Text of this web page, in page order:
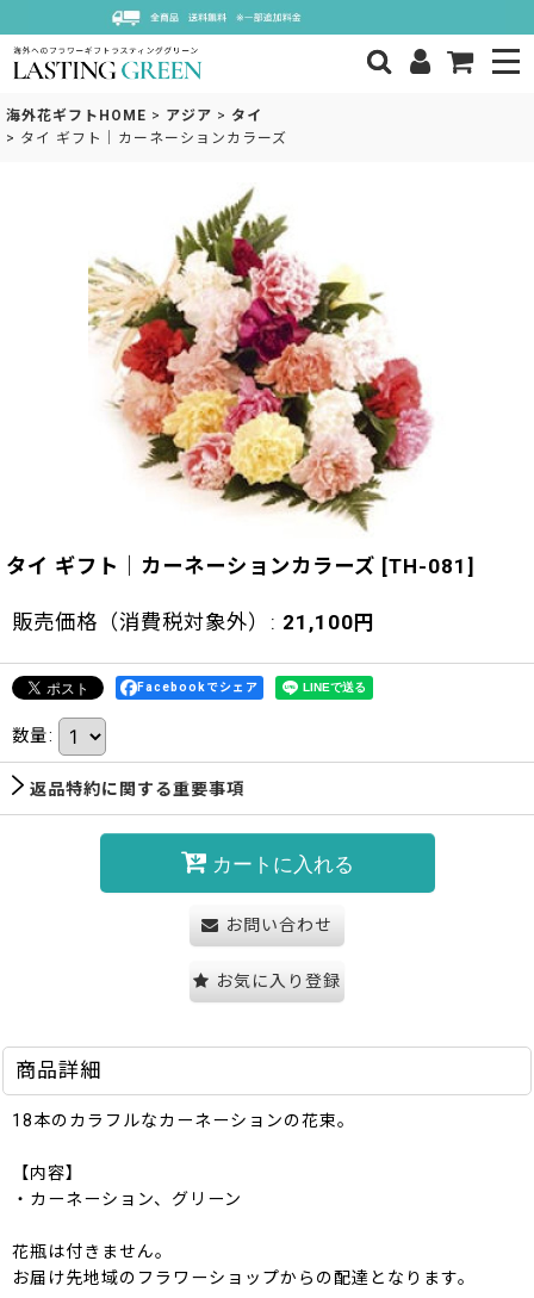
海外花ギフトHOME > アジア > タイ
> タイ ギフト｜カーネーションカラーズ
タイ ギフト｜カーネーションカラーズ [TH-081 ]
販売価格（消費税対象外） : 21,100 円
Facebookでシェア
数量:
返品特約に関する重要事項
カートに入れる
お問い合わせ
お気に入り登録
商品詳細
18本のカラフルなカーネーションの花束。
【内容】
・カーネーション、グリーン
花瓶は付きません。
お届け先地域のフラワーショップからの配達となります。